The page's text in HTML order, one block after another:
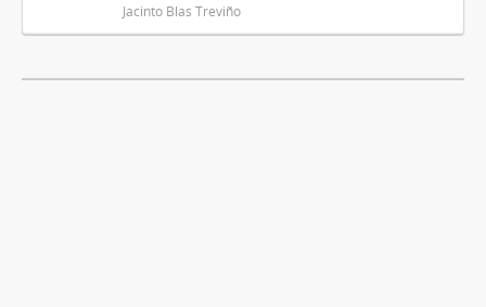
Jacinto Blas Treviño